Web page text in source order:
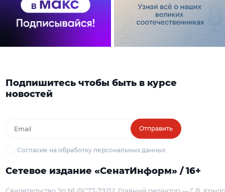
Подпишитесь чтобы быть в курсе
новостей
Отправить
Согласие на обработку персональных данных
Сетевое издание «СенатИнформ» / 16+